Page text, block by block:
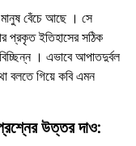
মানুষ বেঁচে আছে । সে
প্রকৃত ইতিহাসের সঠিক
। এভাবে আপাতদুর্বল
বলতে গিয়ে কবি এমন
উত্তর দাও: